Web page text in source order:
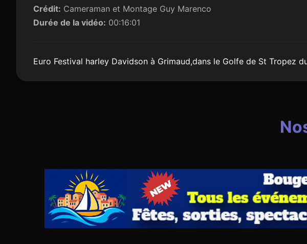
Crédit: Cameraman et Montage Guy Marenco
Durée de la vidéo: 00:16:01
Euro Festival harley Davidson à Grimaud,dans le Golfe de St Tropez